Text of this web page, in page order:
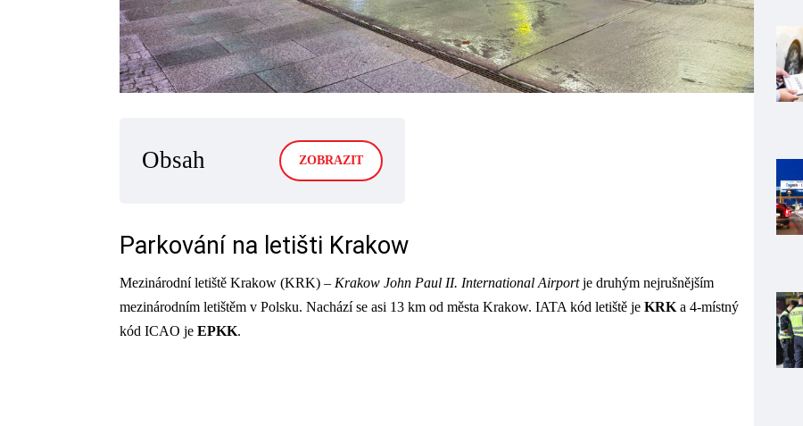
Obsah ZOBRAZIT
Parkování na letišti Krakow
Mezinárodní letiště Krakow (KRK) – Krakow John Paul II. International Airportje druhým nejrušnějším
mezinárodním letištěm v Polsku. Nachází se asi 13 km od města Krakow. IATA kód letiště je KRK a 4-místný
kód ICAO je EPKK.